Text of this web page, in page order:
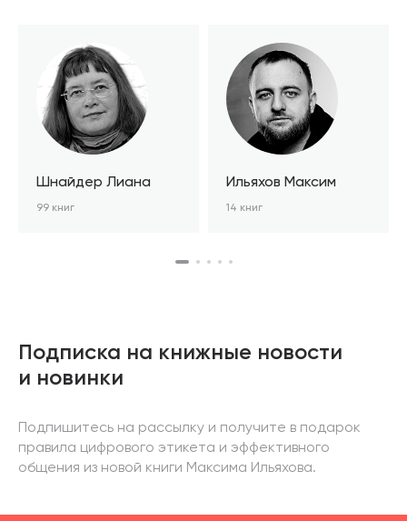
Шнайдер Лиана
99 книг
Ильяхов Максим
14 книг
Подписка на книжные новости
и новинки
Подпишитесь на рассылку и получите в подарок
правила цифрового этикета и эффективного
общения из новой книги Максима Ильяхова.